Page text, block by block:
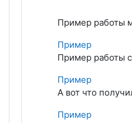
Пример работы
Пример
Пример работы
Пример
А вот что
Пример